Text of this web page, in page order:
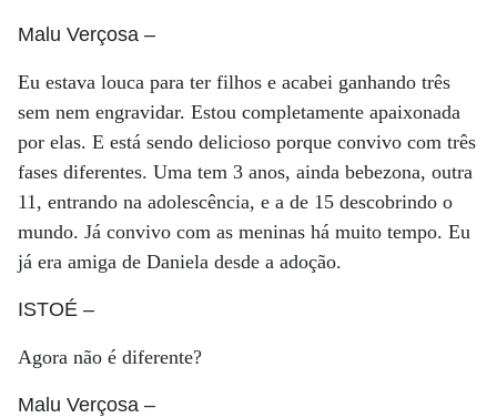
Malu Verçosa –
Eu estava louca para ter filhos e acabei ganhando três
sem nem engravidar. Estou completamente apaixonada
por elas. E está sendo delicioso porque convivo com três
fases diferentes. Uma tem 3 anos, ainda bebezona, outra
11, entrando na adolescência, e a de 15 descobrindo o
mundo. Já convivo com as meninas há muito tempo. Eu
já era amiga de Daniela desde a adoção.
ISTOÉ –
Agora não é diferente?
Malu Verçosa –